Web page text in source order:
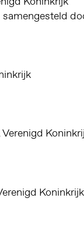
samengesteld
Koninkrijk